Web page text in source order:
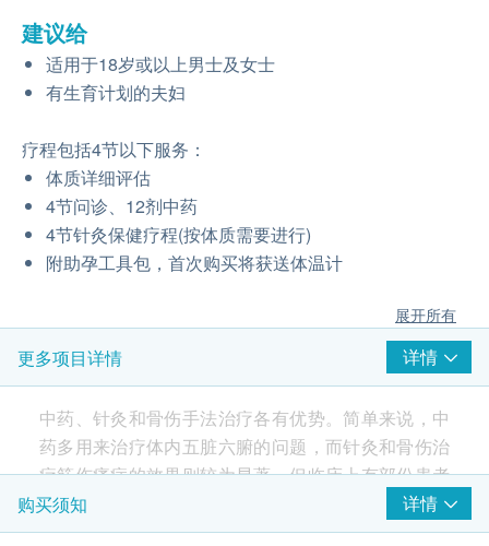
建议给
适用于18岁或以上男士及女士
有生育计划的夫妇
疗程包括4节以下服务：
体质详细评估
4节问诊、12剂中药
4节针灸保健疗程(按体质需要进行)
附助孕⼯具包，首次购买将获送体温计
展开所有
更多项目详情 详情
中药、针灸和骨伤手法治疗各有优势。简单来说，中
药多用来治疗体内五脏六腑的问题，而针灸和骨伤治
疗筋伤痛症的效果则较为显著，但临床上有部份患者
需要针药并用才有疗效。
购买须知 详情